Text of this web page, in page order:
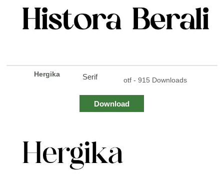
Hergika Serif otf - 915 Downloads
Download